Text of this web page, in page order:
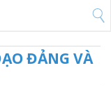
ĐẢNG VÀ